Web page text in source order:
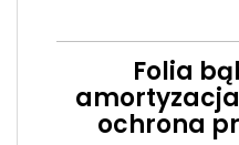
Folia
ochrona